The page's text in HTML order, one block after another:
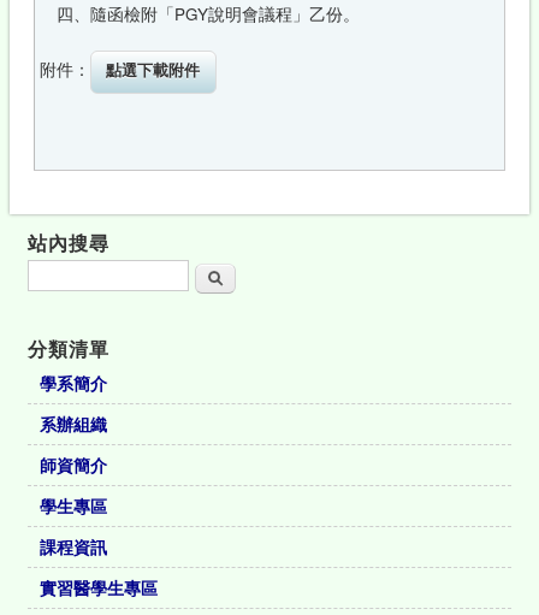
四、隨函檢附「PGY說明會議程」乙份。
附件：
站內搜尋
搜尋
分類清單
學系簡介
系辦組織
師資簡介
學生專區
課程資訊
實習醫學生專區